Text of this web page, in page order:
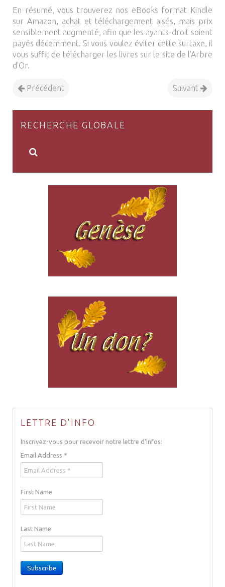
En résumé, vous trouverez nos eBooks format Kindle
sur Amazon, achat et téléchargement aisés, mais prix
sensiblement augmenté, afin que les ayants-droit soient
payés décemment. Si vous voulez éviter cette surtaxe, il
vous suffit de télécharger les livres sur le site de l'Arbre
d'Or.
Précédent Suivant
RECHERCHE GLOBALE
LETTRE D'INFO
Inscrivez-vous pour recevoir notre lettre d'infos:
Email Address *
First Name
Last Name
Subscribe